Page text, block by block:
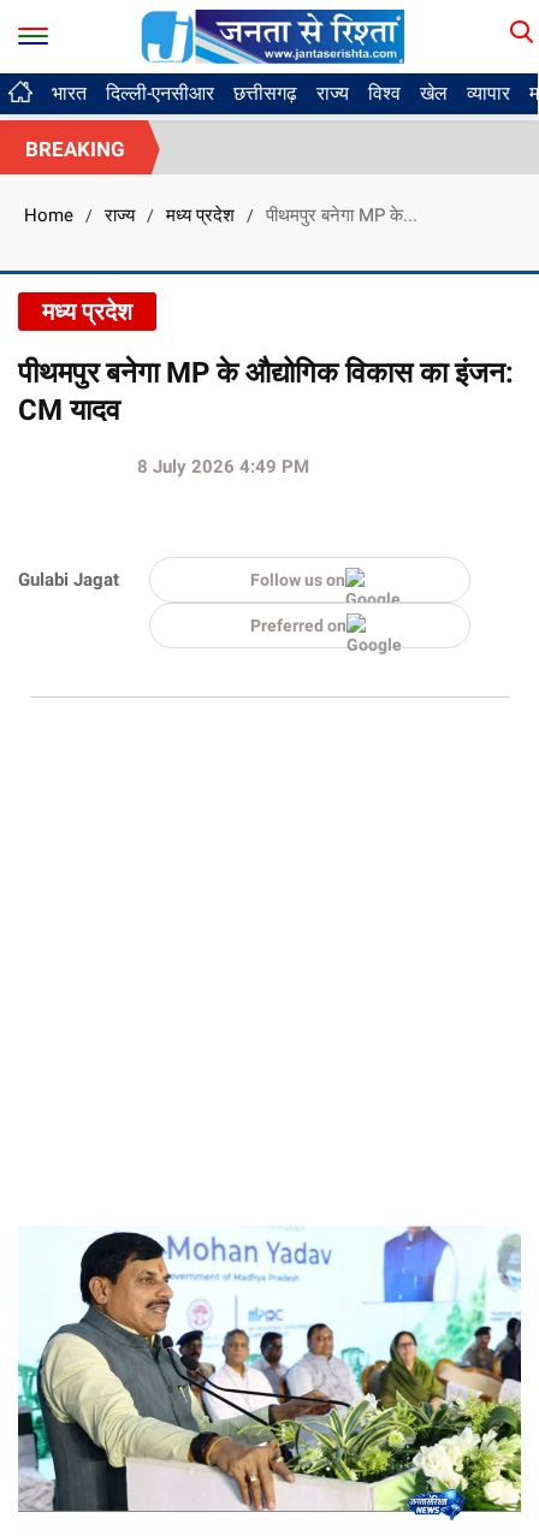
भारत दिल्ली-एनसीआर छत्तीसगढ़ राज्य विश्व खेल व्यापार
BREAKING
Home / राज्य / मध्य प्रदेश / पीथमपुर बनेगा MP के...
मध्य प्रदेश
पीथमपुर बनेगा MP के औद्योगिक विकास का इंजन:
CM यादव
Gulabi Jagat
8 July 2026 4:49 PM
Follow us on
Preferred on